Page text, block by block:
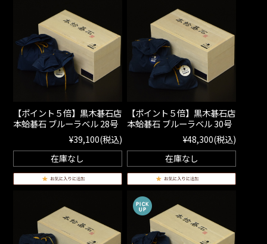
【ポイント５倍】黒木碁石店
本蛤碁石 ブルーラベル 28号
¥39,100(税込)
在庫なし
【ポイント５倍】黒木碁石店
本蛤碁石 ブルーラベル 30号
¥48,300(税込)
在庫なし